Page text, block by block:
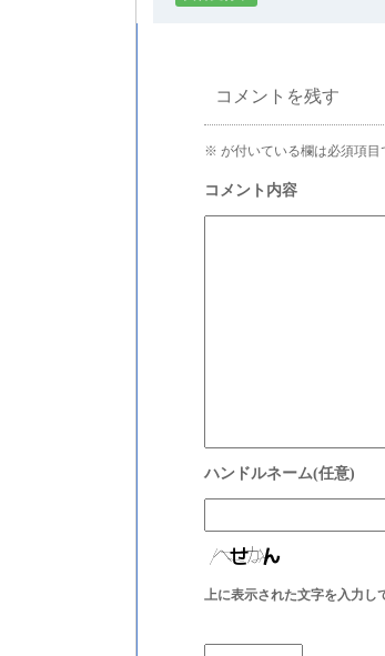
コメントを残す
※ が付いている欄は必須項目
上に表示された文字を入力し